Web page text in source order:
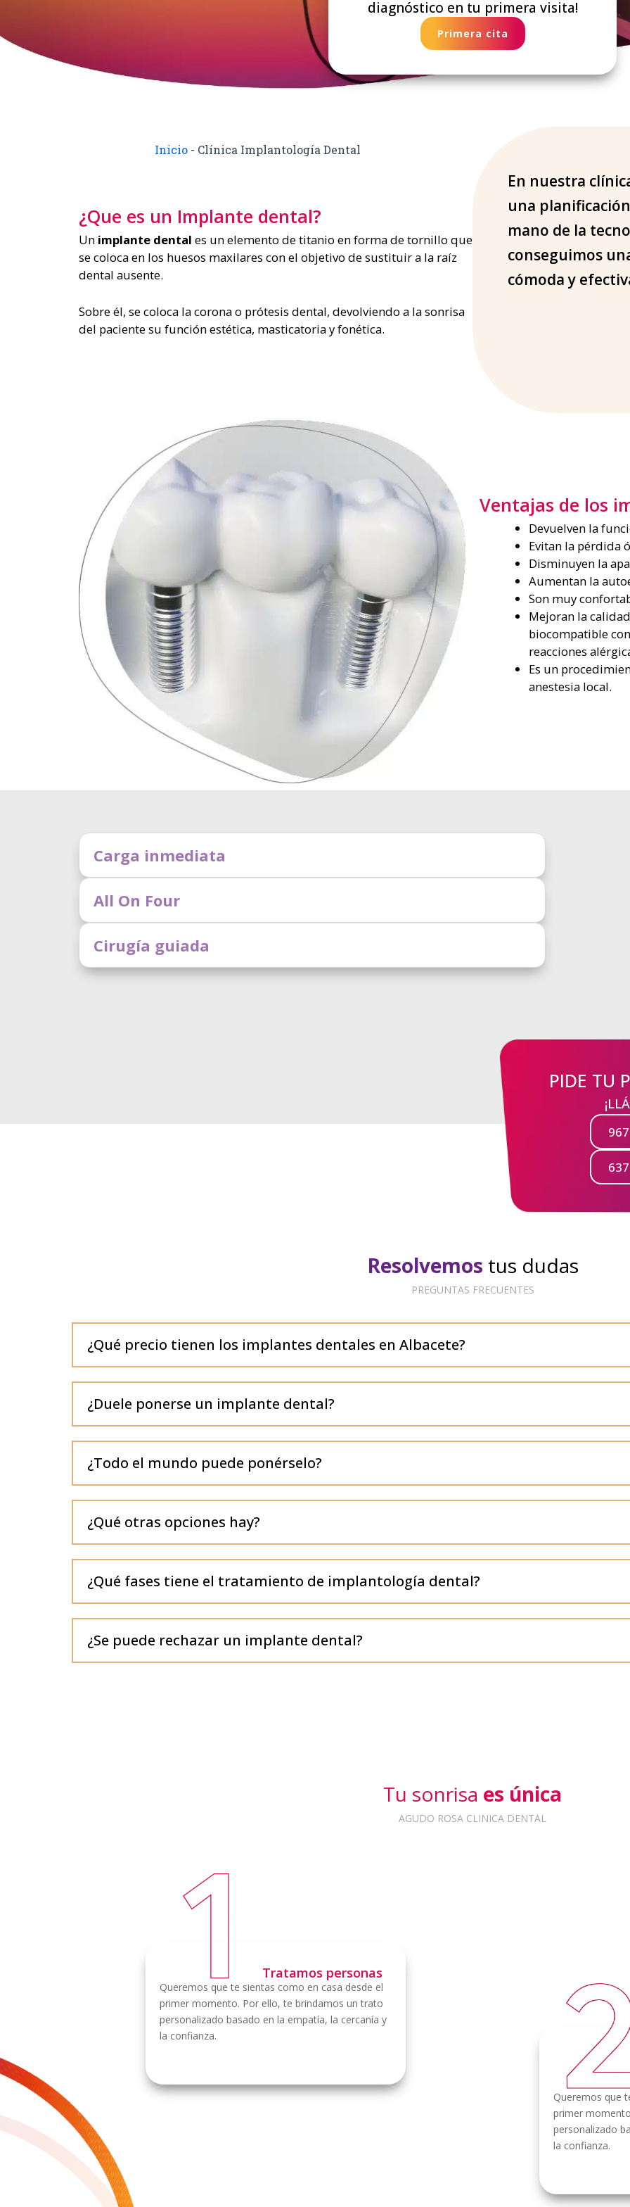
diagnóstico en tu primera visita!
Primera cita
Inicio - Clínica Implantología Dental
¿Que es un Implante dental?
Un implante dental es un elemento de titanio en forma de tornillo que
se coloca en los huesos maxilares con el objetivo de sustituir a la raíz
dental ausente.
Sobre él, se coloca la corona o prótesis dental, devolviendo a la sonrisa
del paciente su función estética, masticatoria y fonética.
En nuestra
una
mano de la
conseguimos
cómoda y
Ventajas de los
Devuelven la
Evitan la pérdida
Disminuyen la
Aumentan la
Son muy
Mejoran la
biocompatible
reacciones
Es un
anestesia local.
Carga inmediata
All On Four
Cirugía guiada
PIDE TU
Resolvemos tus dudas
PREGUNTAS FRECUENTES
¿Qué precio tienen los implantes dentales en Albacete?
¿Duele ponerse un implante dental?
¿Todo el mundo puede ponérselo?
¿Qué otras opciones hay?
¿Qué fases tiene el tratamiento de implantología dental?
¿Se puede rechazar un implante dental?
Tu sonrisa es única
AGUDO ROSA CLINICA DENTAL
Tratamos personas
Queremos que te sientas como en casa desde el
primer momento. Por ello, te brindamos un trato
personalizado basado en la empatía, la cercanía y
la confianza.
Queremos que
primer
personalizado
la confianza.